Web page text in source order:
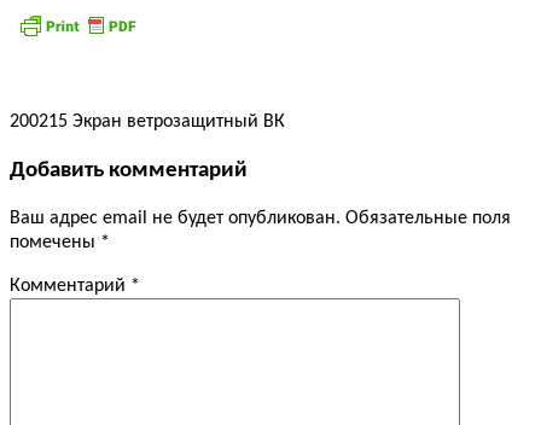
200215 Экран ветрозащитный ВК
Добавить комментарий
Ваш адрес email не будет опубликован. Обязательные поля
помечены *
Комментарий *